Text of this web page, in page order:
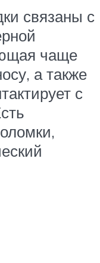
связаны с
чаще
а также
с